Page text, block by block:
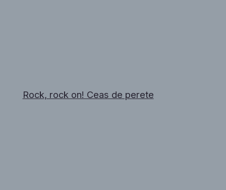
Rock, rock on! Ceas de perete